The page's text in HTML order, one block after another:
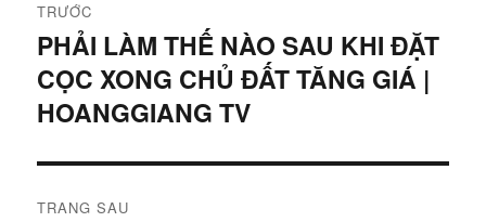
hướng
bài
viết
TRƯỚC
Bài
viết
trước:
PHẢI LÀM THẾ NÀO SAU KHI ĐẶT
CỌC XONG CHỦ ĐẤT TĂNG GIÁ |
HOANGGIANG TV
TRANG SAU